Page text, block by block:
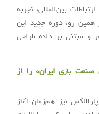
بین‌المللی، تجربه
رو، دوره جدید این
و مبتنی بر داده طراحی
بازی ایران» را از
نیز هم‌زمان آغاز